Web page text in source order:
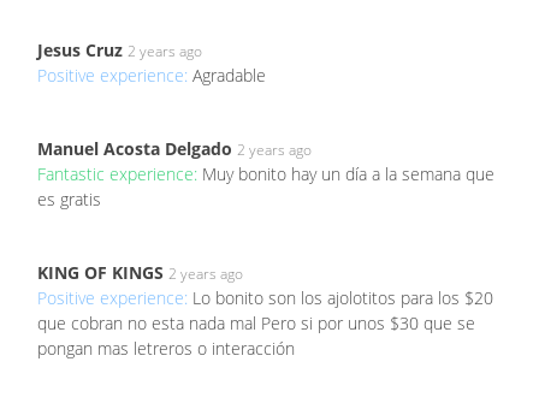
Jesus Cruz 2 years ago
Positive experience: Agradable
Manuel Acosta Delgado 2 years ago
Fantastic experience: Muy bonito hay un día a la semana que
es gratis
KING OF KINGS 2 years ago
Positive experience: Lo bonito son los ajolotitos para los $20
que cobran no esta nada mal Pero si por unos $30 que se
pongan mas letreros o interacción